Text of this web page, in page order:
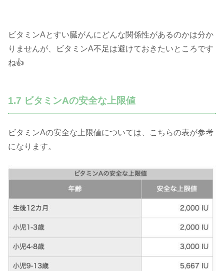
ビタミンAとすい臓がんにどんな関係性があるのかは分か
りませんが、ビタミンA不足は避けておきたいところです
ね👍
1.7 ビタミンAの安全な上限値
ビタミンAの安全な上限値については、こちらの表が参考
になります。